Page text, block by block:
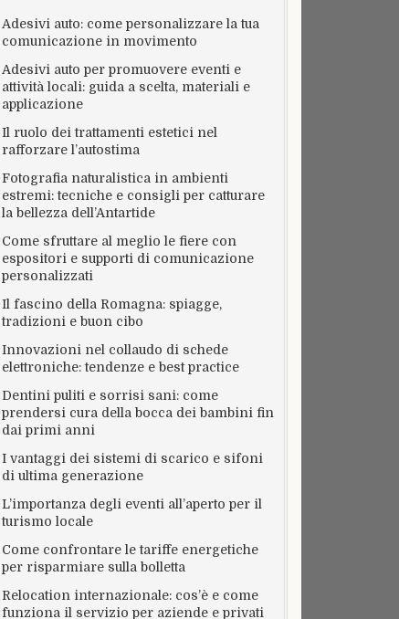
Adesivi auto: come personalizzare la tua
comunicazione in movimento
Adesivi auto per promuovere eventi e
attività locali: guida a scelta, materiali e
applicazione
Il ruolo dei trattamenti estetici nel
rafforzare l’autostima
Fotografia naturalistica in ambienti
estremi: tecniche e consigli per catturare
la bellezza dell’Antartide
Come sfruttare al meglio le fiere con
espositori e supporti di comunicazione
personalizzati
Il fascino della Romagna: spiagge,
tradizioni e buon cibo
Innovazioni nel collaudo di schede
elettroniche: tendenze e best practice
Dentini puliti e sorrisi sani: come
prendersi cura della bocca dei bambini fin
dai primi anni
I vantaggi dei sistemi di scarico e sifoni
di ultima generazione
L’importanza degli eventi all’aperto per il
turismo locale
Come confrontare le tariffe energetiche
per risparmiare sulla bolletta
Relocation internazionale: cos’è e come
funziona il servizio per aziende e privati